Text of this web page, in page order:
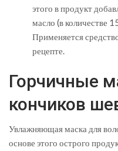
этого в продукт
масло (в количестве
Применяется
рецепте.
Горчичные
кончиков
Увлажняющая маска для
основе этого острого